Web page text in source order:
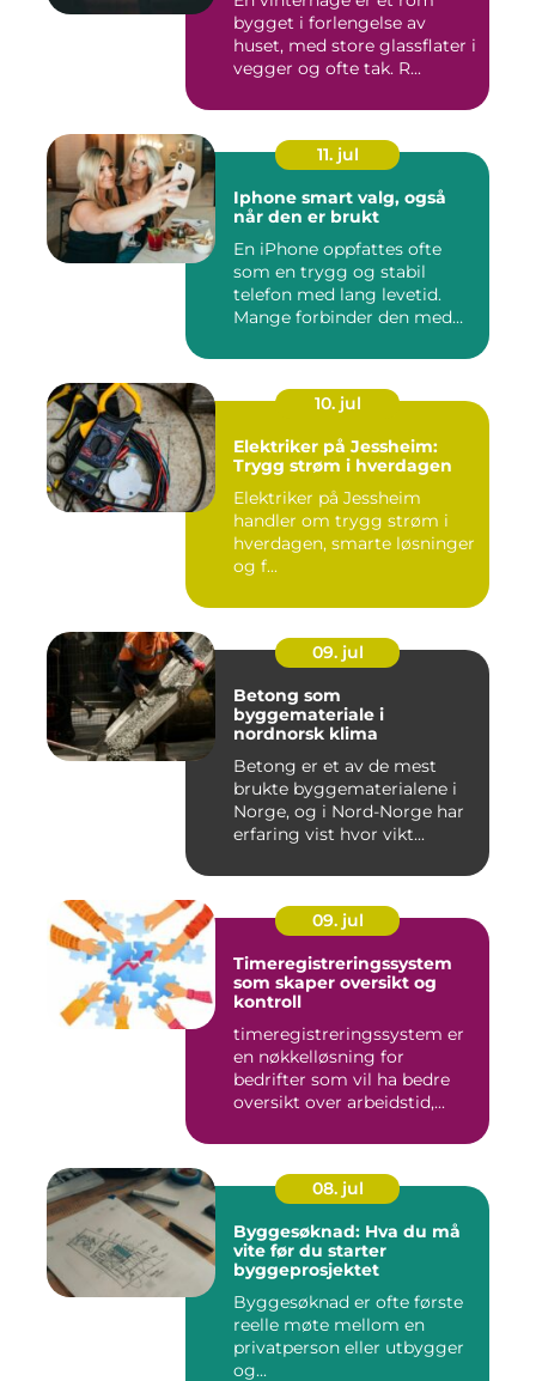
bygget i forlengelse av
huset, med store glassflater i
vegger og ofte tak. R...
11. jul
Iphone smart valg, også
når den er brukt
En iPhone oppfattes ofte
som en trygg og stabil
telefon med lang levetid.
Mange forbinder den med
10. jul
Elektriker på Jessheim:
Trygg strøm i hverdagen
Elektriker på Jessheim
handler om trygg strøm i
hverdagen, smarte løsninger
og f...
09. jul
Betong som
byggemateriale i
nordnorsk klima
Betong er et av de mest
brukte byggematerialene i
Norge, og i Nord-Norge har
erfaring vist hvor vikt...
09. jul
Timeregistreringssystem
som skaper oversikt og
kontroll
timeregistreringssystem er
en nøkkelløsning for
bedrifter som vil ha bedre
oversikt over arbeidstid,...
08. jul
Byggesøknad: Hva du må
vite før du starter
byggeprosjektet
Byggesøknad er ofte første
reelle møte mellom en
privatperson eller utbygger
og...